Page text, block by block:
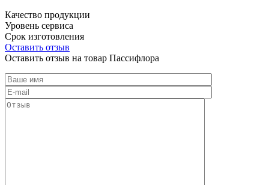
Качество продукции
Уровень сервиса
Срок изготовления
Оставить отзыв
Оставить отзыв на товар Пассифлора